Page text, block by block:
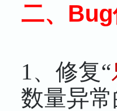
二、Bug
1、修复“
数量异常